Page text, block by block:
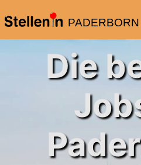
PADERBORN
Die